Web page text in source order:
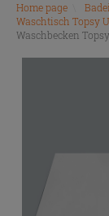
Home page
Waschtisch Topsy
Waschbecken